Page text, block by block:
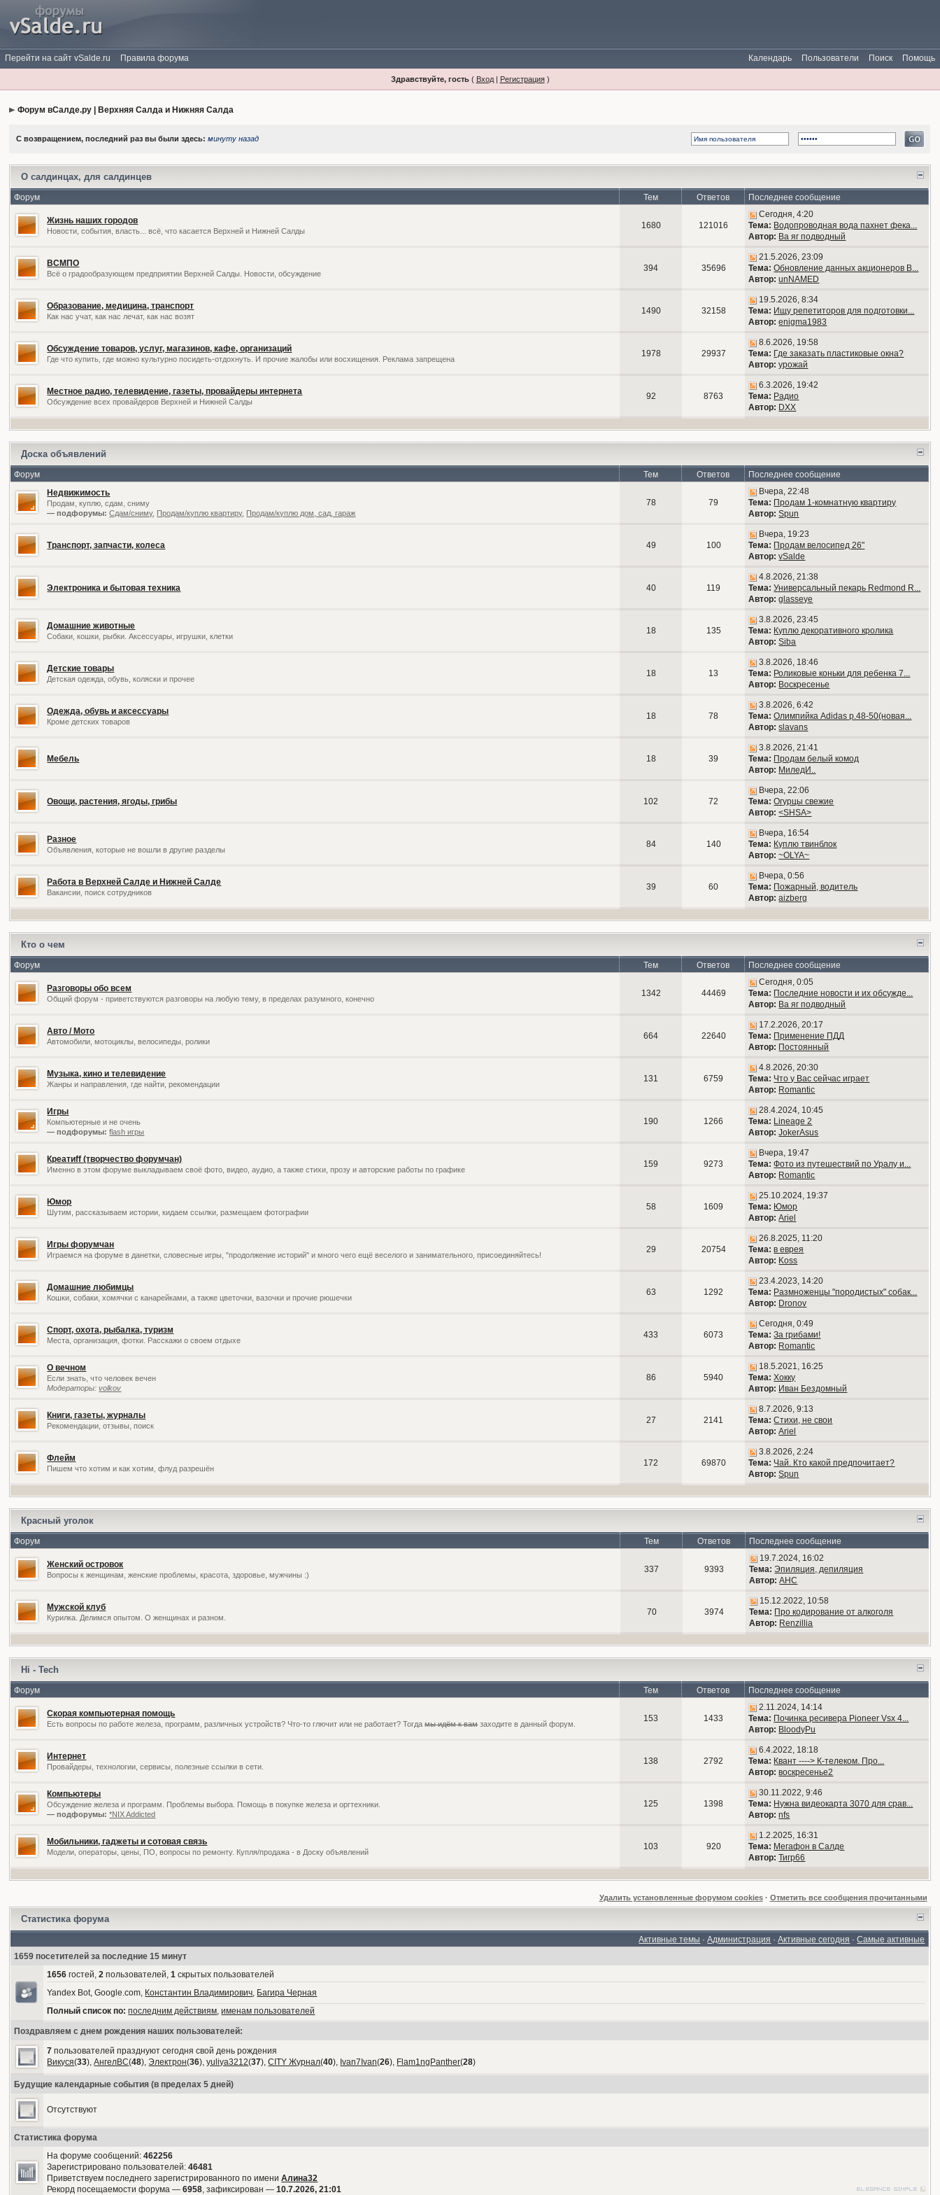
Перейти на сайт vSalde.ru Правила форума Помощь
Поиск
Пользователи
Календарь
Здравствуйте, гость( Вход| Регистрация)
Форум вСалде.ру | Верхняя Салда и Нижняя Салда
С возвращением, последний раз вы были здесь:минуту назад
О салдинцах, для салдинцев
Форум Тем Ответов Последнее сообщение
Жизнь наших городов
Новости, события, власть... всё, что касается Верхней и Нижней Салды
1680 121016
Сегодня, 4:20
Тема: Водопроводная вода пахнет фека...
Автор: Ва яг подводный
ВСМПО
Всё о градообразующем предприятии Верхней Салды. Новости, обсуждение
394 35696
21.5.2026, 23:09
Тема: Обновление данных акционеров В...
Автор: unNAMED
Образование, медицина, транспорт
Как нас учат, как нас лечат, как нас возят
1490 32158
19.5.2026, 8:34
Тема: Ищу репетиторов для подготовки...
Автор: enigma1983
Обсуждение товаров, услуг, магазинов, кафе, организаций
Где что купить, где можно культурно посидеть-отдохнуть. И прочие жалобы или восхищения. Реклама запрещена
1978 29937
8.6.2026, 19:58
Тема: Где заказать пластиковые окна?
Автор: урожай
Местное радио, телевидение, газеты, провайдеры интернета
Обсуждение всех провайдеров Верхней и Нижней Салды
92 8763
6.3.2026, 19:42
Тема: Радио
Автор: DXX
Доска объявлений
Форум Тем Ответов
Последнее сообщение
Недвижимость
Продам, куплю, сдам, сниму
— подфорумы: Сдам/сниму, Продам/куплю квартиру, Продам/куплю дом, сад, гараж
78 79
Вчера, 22:48
Тема: Продам 1-комнатную квартиру
Автор: Spun
Транспорт, запчасти, колеса 49 100
Вчера, 19:23
Тема: Продам велосипед 26"
Автор: vSalde
Электроника и бытовая техника 40 119
4.8.2026, 21:38
Тема: Универсальный пекарь Redmond R...
Автор: glasseye
Домашние животные
Собаки, кошки, рыбки. Аксессуары, игрушки, клетки
18 135
3.8.2026, 23:45
Тема: Куплю декоративного кролика
Автор: Siba
Детские товары
Детская одежда, обувь, коляски и прочее
18 13
3.8.2026, 18:46
Тема: Роликовые коньки для ребенка 7...
Автор: Воскресенье
Одежда, обувь и аксессуары
Кроме детских товаров
18 78
3.8.2026, 6:42
Тема: Олимпийка Adidas р.48-50(новая...
Автор: slavans
Мебель 18 39
3.8.2026, 21:41
Тема: Продам белый комод
Автор: МиледИ..
Овощи, растения, ягоды, грибы 102 72
Вчера, 22:06
Тема: Огурцы свежие
Автор: <SHSA>
Разное
Объявления, которые не вошли в другие разделы
84 140
Вчера, 16:54
Тема: Куплю твинблок
Автор: ~OLYA~
Работа в Верхней Салде и Нижней Салде
Вакансии, поиск сотрудников
39 60
Вчера, 0:56
Тема: Пожарный, водитель
Автор: aizberg
Кто о чем
Форум Тем Ответов Последнее сообщение
Разговоры обо всем
Общий форум - приветствуются разговоры на любую тему, в пределах разумного, конечно
1342 44469
Сегодня, 0:05
Тема: Последние новости и их обсужде...
Автор: Ва яг подводный
Авто / Мото
Автомобили, мотоциклы, велосипеды, ролики
664 22640
17.2.2026, 20:17
Тема: Применение ПДД
Автор: Постоянный
Музыка, кино и телевидение
Жанры и направления, где найти, рекомендации
131 6759
4.8.2026, 20:30
Тема: Что у Вас сейчас играет
Автор: Romantic
Игры
Компьютерные и не очень
— подфорумы: flash игры
190 1266
28.4.2024, 10:45
Тема: Lineage 2
Автор: JokerAsus
Креатиff (творчество форумчан)
Именно в этом форуме выкладываем своё фото, видео, аудио, а также стихи, прозу и авторские работы по графике
159 9273
Вчера, 19:47
Тема: Фото из путешествий по Уралу и...
Автор: Romantic
Юмор
Шутим, рассказываем истории, кидаем ссылки, размещаем фотографии
58 1609
25.10.2024, 19:37
Тема: Юмор
Автор: Ariel
Игры форумчан
Играемся на форуме в данетки, словесные игры, "продолжение историй" и много чего ещё веселого и занимательного, присоединяйтесь!
29 20754
26.8.2025, 11:20
Тема: в еврея
Автор: Koss
Домашние любимцы
Кошки, собаки, хомячки с канарейками, а также цветочки, вазочки и прочие рюшечки
63 1292
23.4.2023, 14:20
Тема: Размноженцы "породистых" собак...
Автор: Dronov
Спорт, охота, рыбалка, туризм
Места, организация, фотки. Расскажи о своем отдыхе
433 6073
Сегодня, 0:49
Тема: За грибами!
Автор: Romantic
О вечном
Если знать, что человек вечен
Модераторы:volkov
86 5940
18.5.2021, 16:25
Тема: Хокку
Автор: Иван Бездомный
Книги, газеты, журналы
Рекомендации, отзывы, поиск
27 2141
8.7.2026, 9:13
Тема: Стихи, не свои
Автор: Ariel
Флейм
Пишем что хотим и как хотим, флуд разрешён
172 69870
3.8.2026, 2:24
Тема: Чай. Кто какой предпочитает?
Автор: Spun
Красный уголок
Форум Тем Ответов Последнее сообщение
Женский островок
Вопросы к женщинам, женские проблемы, красота, здоровье, мужчины :)
337 9393
19.7.2024, 16:02
Тема: Эпиляция, депиляция
Автор: АНС
Мужской клуб
Курилка. Делимся опытом. О женщинах и разном.
70 3974
15.12.2022, 10:58
Тема: Про кодирование от алкоголя
Автор: Renzillia
Hi - Tech
Форум Тем Ответов Последнее сообщение
Скорая компьютерная помощь
Есть вопросы по работе железа, программ, различных устройств? Что-то глючит или не работает? Тогдамы идём к вамзаходите в данный форум.
153 1433
2.11.2024, 14:14
Тема: Починка ресивера Pioneer Vsx 4...
Автор: BloodyPu
Интернет
Провайдеры, технологии, сервисы, полезные ссылки в сети.
138 2792
6.4.2022, 18:18
Тема: Квант ----> К-телеком. Про...
Автор: воскресенье2
Компьютеры
Обсуждение железа и программ. Проблемы выбора. Помощь в покупке железа и оргтехники.
— подфорумы: *NIX Addicted
125 1398
30.11.2022, 9:46
Тема: Нужна видеокарта 3070 для срав...
Автор: nfs
Мобильники, гаджеты и сотовая связь
Модели, операторы, цены, ПО, вопросы по ремонту. Купля/продажа - в Доску объявлений
103 920
1.2.2025, 16:31
Тема: Мегафон в Салде
Автор: Тигр66
Удалить установленные форумом cookies· Отметить все сообщения прочитанными
Статистика форума
Активные темы ·Администрация ·Активные сегодня ·Самые активные
1659 посетителей за последние 15 минут
1656 гостей,2 пользователей,1 скрытых пользователей
Yandex Bot, Google.com, Константин Владимирович, Багира Черная
Полный список по: последним действиям,именам пользователей
Поздравляем с днем рождения наших пользователей:
7 пользователей празднуют сегодня свой день рождения
Викуся(33),АнгелВС(48),Электрон(36),yuliya3212(37),CITY Журнал(40), Ivan7Ivan(26), Flam1ngPanther(28)
Будущие календарные события (в пределах 5 дней)
Отсутствуют
Статистика форума
На форуме сообщений:462256
Зарегистрировано пользователей:46481
Приветствуем последнего зарегистрированного по имениАлина32
Рекорд посещаемости форума —6958, зафиксирован —10.7.2026, 21:01